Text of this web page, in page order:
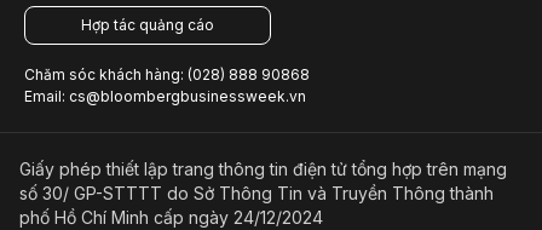
Hợp tác quảng cáo
Chăm sóc khách hàng: (028) 888 90868
Email: cs@bloombergbusinessweek.vn
Giấy phép thiết lập trang thông tin điện tử tổng hợp trên mạng
số 30/ GP-STTTT do Sở Thông Tin và Truyền Thông thành
phố Hồ Chí Minh cấp ngày 24/12/2024